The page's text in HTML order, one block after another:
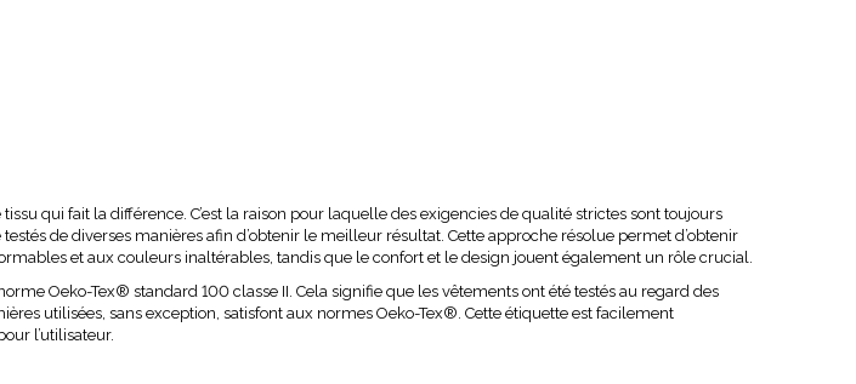
tissu qui fait la différence. C’est la raison pour laquelle des exigencies de qualité strictes sont toujours
de diverses manières afin d’obtenir le meilleur résultat. Cette approche résolue permet d’obtenir
et aux couleurs inaltérables, tandis que le confort et le design jouent également un rôle crucial.
Oeko-Tex® standard 100 classe II. Cela signifie que les vêtements ont été testés au regard des
utilisées, sans exception, satisfont aux normes Oeko-Tex®. Cette étiquette est facilement
l’utilisateur.